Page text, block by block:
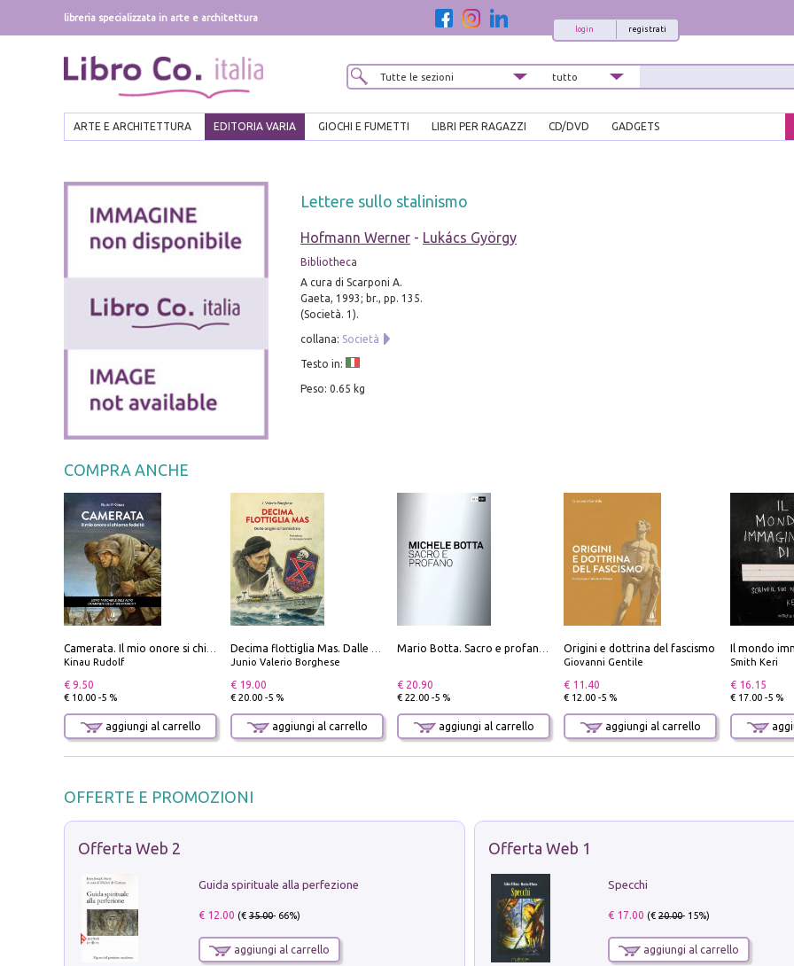
libreria specializzata in arte e architettura
registrati
login
ARTE E ARCHITETTURA EDITORIA VARIA GIOCHI E FUMETTI LIBRI PER RAGAZZI CD/DVD GADGETS
Lettere sullo stalinismo
Hofmann Werner- Lukács György
Bibliotheca
A cura di Scarponi A.
Gaeta, 1993; br., pp. 135.
(Società. 1).
collana: Società
Testo in:
Peso: 0.65 kg
COMPRA ANCHE
Camerata. Il mio onore si chiama fedeltà
Kinau Rudolf
€ 9.50
€ 10.00 -5 %
aggiungi al carrello
Decima flottiglia Mas. Dalle origini all'armistizio
Junio Valerio Borghese
€ 19.00
€ 20.00 -5 %
aggiungi al carrello
Mario Botta. Sacro e profano-Sacred and profane
€ 20.90
€ 22.00 -5 %
aggiungi al carrello
Origini e dottrina del fascismo
Giovanni Gentile
€ 11.40
€ 12.00 -5 %
aggiungi al carrello
Il mondo
Smith Keri
€ 16.15
€ 17.00 -5 %
OFFERTE E PROMOZIONI
Offerta Web 2
Guida spirituale alla perfezione
€ 12.00 (€35.00- 66%)
aggiungi al carrello
Offerta Web 1
Specchi
€ 17.00 (€20.00- 15%)
aggiungi al carrello